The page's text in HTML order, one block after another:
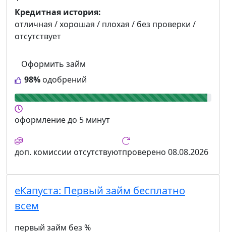
98% одобрений
Оформить займ
Кредитная история:
отличная / хорошая / плохая / без проверки /
отсутствует
оформлениедо 5 минут
доп. комиссии отсутствуютпроверено 08.08.2026
еКапуста: Первый займ бесплатно
всем
первый займ без %